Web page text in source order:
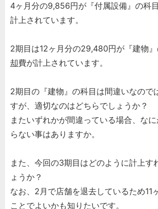
4ヶ月分の9,856円が『付属設備』の科
計上されています。
2期目は12ヶ月分の29,480円が『建物
却費が計上されています。
2期目の『建物』の科目は間違いなので
すが、適切なのはどちらでしょうか？
またいずれかが間違っている場合、な
らない事はありますか。
また、今回の3期目はどのように計上す
ょうか？
なお、2月で店舗を退去しているため11
ことでよいかも知りたいです。